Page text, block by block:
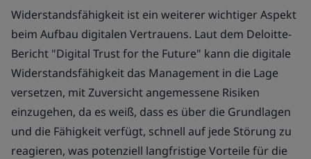
Widerstandsfähigkeit ist ein weiterer wichtiger Aspekt
beim Aufbau digitalen Vertrauens. Laut dem Deloitte-
Bericht "Digital Trust for the Future" kann die digitale
Widerstandsfähigkeit das Management in die Lage
versetzen, mit Zuversicht angemessene Risiken
einzugehen, da es weiß, dass es über die Grundlagen
und die Fähigkeit verfügt, schnell auf jede Störung zu
reagieren, was potenziell langfristige Vorteile für die